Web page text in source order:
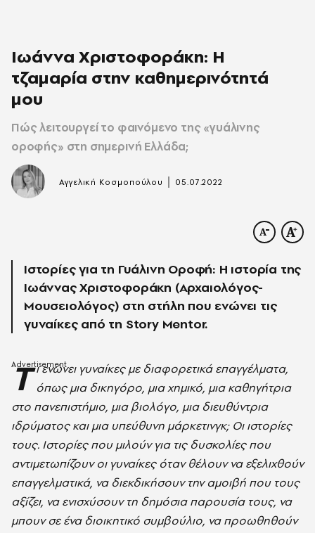
Ιωάννα Χριστοφοράκη: Η
τζαμαρία στην καθημερινότητά
μου
Πώς λειτουργεί το φαινόμενο της «γυάλινης
οροφής» στη σημερινή Ελλάδα;
Αγγελική Κοσμοπούλου 05.07.2022
Ιστορίες για τη Γυάλινη Οροφή: Η ιστορία της
Ιωάννας Χριστοφοράκη (Αρχαιολόγος-
Μουσειολόγος) στη στήλη που ενώνει τις
γυναίκες από τη Story Mentor.
Τ ι ενώνει γυναίκες με διαφορετικά επαγγέλματα,
όπως μια δικηγόρο, μια χημικό, μια καθηγήτρια
στο πανεπιστήμιο, μια βιολόγο, μια διευθύντρια
ιδρύματος και μια υπεύθυνη μάρκετινγκ; Οι ιστορίες
τους. Ιστορίες που μιλούν για τις δυσκολίες που
αντιμετωπίζουν οι γυναίκες όταν θέλουν να εξελιχθούν
επαγγελματικά, να διεκδικήσουν την αμοιβή που τους
αξίζει, να ενισχύσουν τη δημόσια παρουσία τους, να
μπουν σε ένα διοικητικό συμβούλιο, να προωθηθούν